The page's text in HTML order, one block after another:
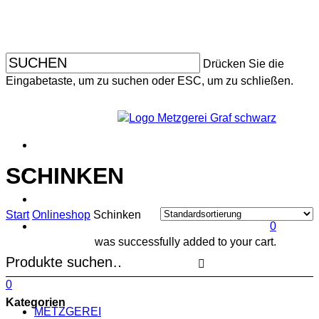
content
Drücken Sie die
Eingabetaste, um zu suchen oder ESC, um zu schließen.
0
was successfully added to your cart.
search
account
0
Menu
METZGEREI
SCHINKEN
Start Onlineshop Schinken
Kategorien